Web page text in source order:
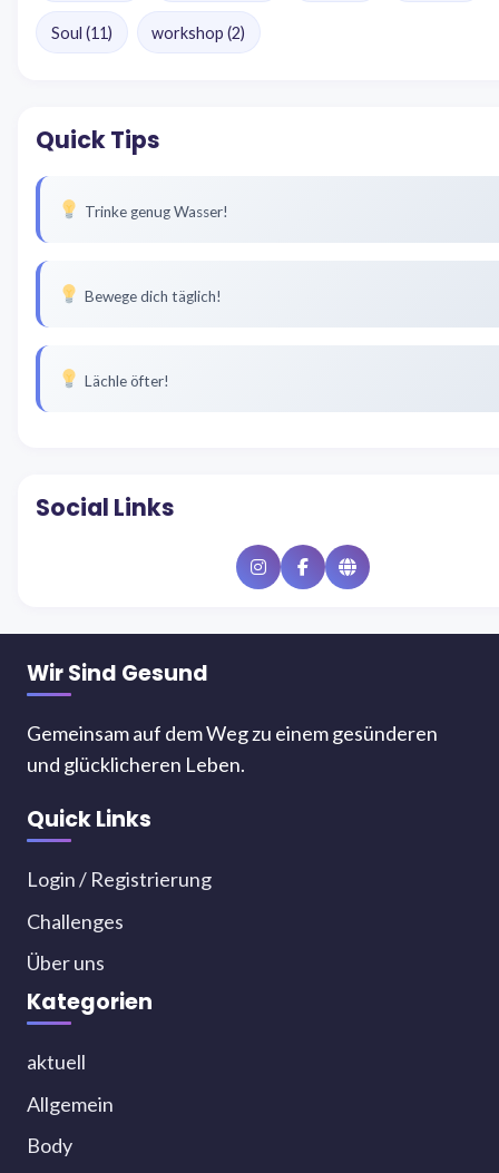
Soul (11) workshop(2)
Quick Tips
Trinke genug Wasser!
Bewege dich täglich!
Lächle öfter!
Social Links
InstagramFacebookWebsite
Wir Sind Gesund
Gemeinsam auf dem Weg zu einem gesünderen
und glücklicheren Leben.
Quick Links
Login / Registrierung
Challenges
Über uns
Kategorien
aktuell
Allgemein
Body